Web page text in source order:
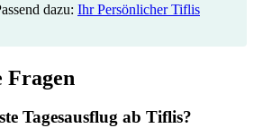
dazu: Ihr Persönlicher Tiflis
Fragen
Tagesausflug ab Tiflis?